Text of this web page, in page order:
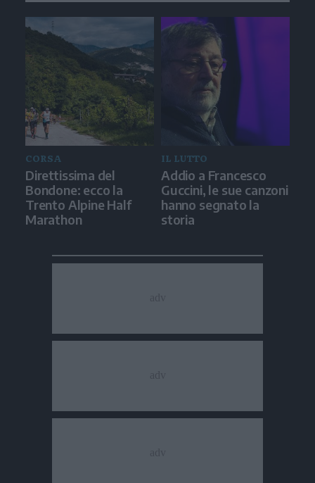
CORSA
Direttissima del
Bondone: ecco la
Trento Alpine Half
Marathon
IL LUTTO
Addio a Francesco
Guccini, le sue canzoni
hanno segnato la
storia